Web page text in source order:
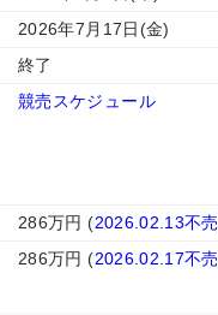
2026年7月17日(金)
終了
競売スケジュール
286万円 (2026.02.13不売
286万円 (2026.02.17不売